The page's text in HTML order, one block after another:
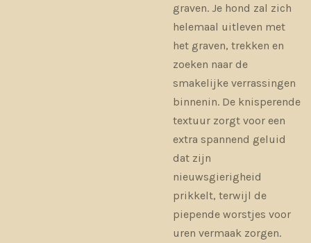
graven. Je hond zal zich
helemaal uitleven met
het graven, trekken en
zoeken naar de
smakelijke verrassingen
binnenin. De knisperende
textuur zorgt voor een
extra spannend geluid
dat zijn
nieuwsgierigheid
prikkelt, terwijl de
piepende worstjes voor
uren vermaak zorgen.